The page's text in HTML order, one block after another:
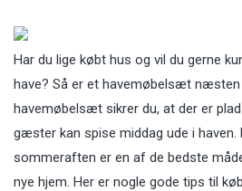
Har du lige købt hus og vil du gerne
have? Så er et havemøbelsæt næsten
havemøbelsæt sikrer du, at der er
gæster kan spise middag ude i haven.
sommeraften er en af de bedste
nye hjem. Her er nogle gode tips til